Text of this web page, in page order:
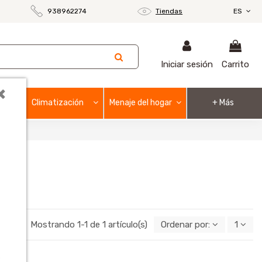
938962274 Tiendas ES
Iniciar sesión Carrito
Climatización Menaje del hogar + Más
Mostrando 1-1 de 1 artículo(s) Ordenar por: 1